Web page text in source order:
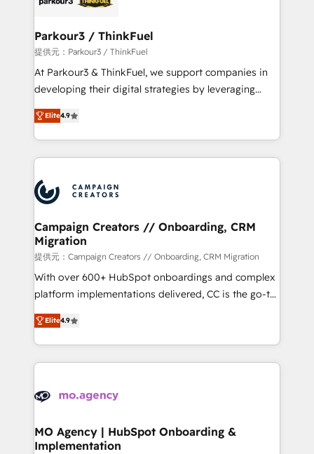
companies scale faster and smarter. 🔹 BOOMS:
Demand generation for all your buyers With BOOMS,
you invest in 100% of your buyers, accelerating your
growth and positioning yourself as an undisputed
transformation process A methodology designed to
implement HubSpot effectively and optimize your
record of business transformation, our growth-first
approach has helped brands dominate their
Parkour3 / ThinkFuel
提供元：Parkour3 / ThinkFuel
At Parkour3 & ThinkFuel, we support companies in
developing their digital strategies by leveraging
technologies and automating their marketing and
sales processes to generate growth. Our offer spans
from Strategy to Operations. We specialize in CRM
onboarding and implementation, web design, sales
extensive experience working with tech companies
and manufacturers since 2002, we are committed to
empowering our clients and developing their
autonomy. Get to grips with HubSpot through
guided implementation and seamless integration of
the CRM platform into your digital ecosystem. Would
you like support in deploying your inbound
to your needs and sales objectives. With 125+
certifications, we are part of the most certified
services are offered in both English & French.
Elite4.9
Campaign Creators // Onboarding, CRM
Migration
提供元：Campaign Creators // Onboarding, CRM Migration
With over 600+ HubSpot onboardings and complex
platform implementations delivered, CC is the go-to
Elite Solutions Partner for businesses ready to
migrate, replatform, and scale smarter. We specialize
in high-impact CRM and CMS migrations and
onboarding from platforms like Salesforce, NetSuite,
WordPress and legacy CRMs, turning fragmented
architectures that accelerate revenue operations and
performance. - Multi-object CRM migration, cleanup,
Elite4.9
MO Agency | HubSpot Onboarding &
Implementation